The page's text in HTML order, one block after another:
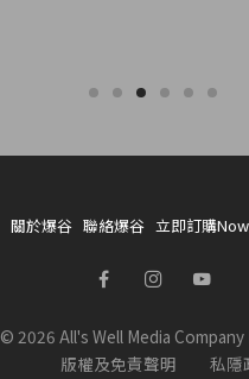
關於爆谷 聯絡爆谷 立即訂購
© 2026 All's Well Media
版權及免責聲明
私隱